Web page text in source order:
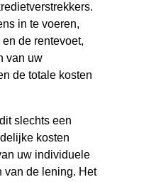
in te voeren,
de rentevoet,
van uw
de totale kosten
slechts een
kosten
uw individuele
van de lening. Het